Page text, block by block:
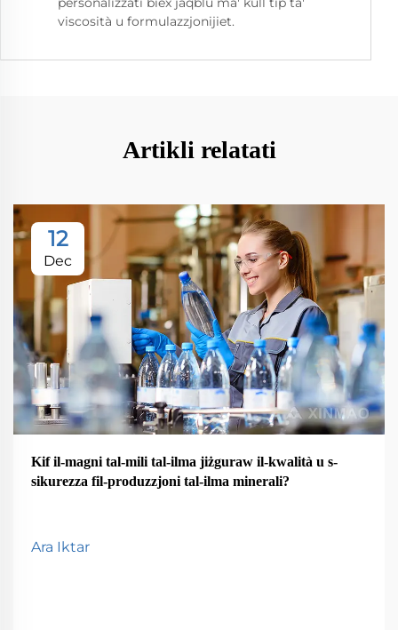
viscosità u formulazzjonijiet.
Artikli relatati
12
Dec
Kif il-magni tal-mili tal-ilma jiżguraw il-kwalità u s-
sikurezza fil-produzzjoni tal-ilma minerali?
Ara Iktar